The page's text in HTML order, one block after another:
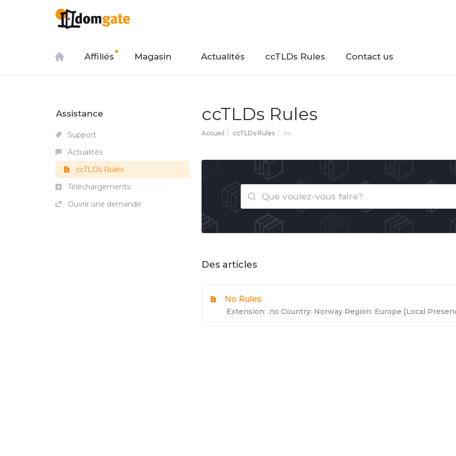
Affiliés Magasin Actualités ccTLDs Rules Contact us
ccTLDs Rules
Accueil ccTLDs Rules no
Des articles
No Rules
Extension: .no Country: Norway Region: Europe [Local
Assistance
Support
Actualités
ccTLDs Rules
Téléchargements
Ouvrir une demande